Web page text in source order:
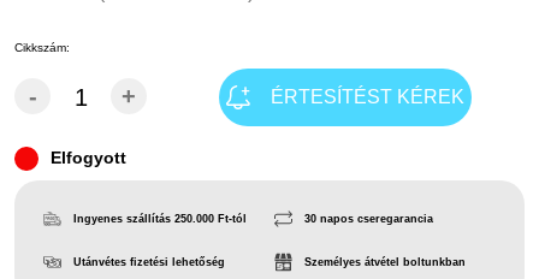
Cikkszám:
- + ÉRTESÍTÉST KÉREK
Elfogyott
Ingyenes szállítás 250.000 Ft-tól
Utánvétes fizetési lehetőség
30 napos cseregarancia
Személyes átvétel boltunkban